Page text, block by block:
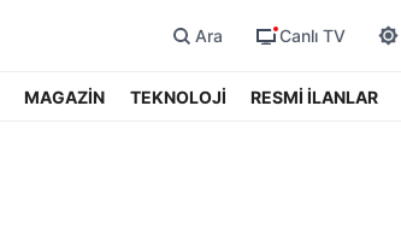
Ara Canlı TV
MAGAZİN TEKNOLOJİ RESMİ İLANLAR